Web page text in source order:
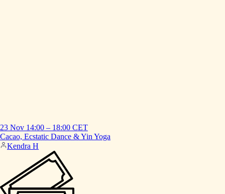
23 Nov 14:00 – 18:00 CET
Cacao, Ecstatic Dance &Yin Yoga
Kendra H